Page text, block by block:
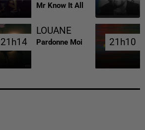
Mr Know It All
21h14
21h14
LOUANE
Pardonne Moi 21h10
21h10